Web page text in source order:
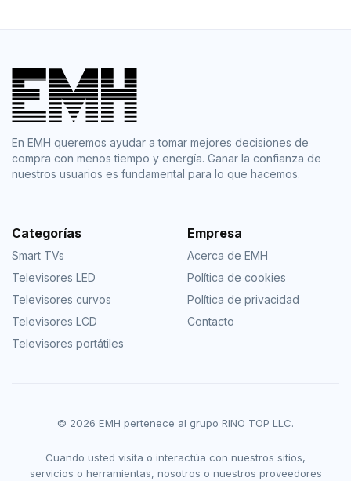
En EMH queremos ayudar a tomar mejores decisiones de
compra con menos tiempo y energía. Ganar la confianza de
nuestros usuarios es fundamental para lo que hacemos.
Categorías
Smart TVs
Televisores LED
Televisores curvos
Televisores LCD
Televisores portátiles
Empresa
Acerca de EMH
Política de cookies
Política de privacidad
Contacto
© 2026 EMH pertenece al grupo RINO TOP LLC.
Cuando usted visita o interactúa con nuestros sitios,
servicios o herramientas, nosotros o nuestros proveedores